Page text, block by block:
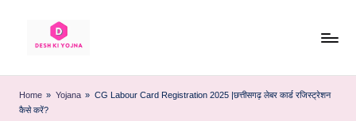
e
Har
Home » Yojana » CG Labour Card Registration 2025 |छत्तीसगढ़ लेबर कार्ड रजिस्ट्रेशन
कैसे करें?